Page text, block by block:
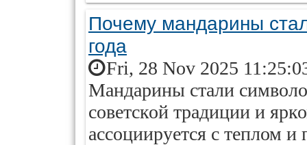
Почему мандарины
года
Fri, 28 Nov 2025
Мандарины стали
советской традиции и
ассоциируется с теплом и